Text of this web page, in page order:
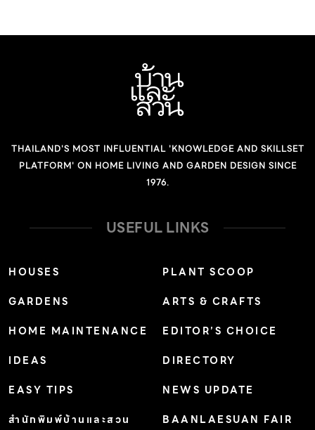
การขยายพันธุ์ด้วยเมล็ดเป็นวิธีที่ง่ายและสะดวกที่สุด เพราะใช้
ระยะเวลาเพาะกล้าไม่นานมาก อีกทั้งในหนึ่งต้นก็มีเมล็ดเยอะ
จึงสามารถขยายพันธุ์หลายต้นพร้อมกันได้ ต้นไม้ในวงศ์นี้ที่เรา
บานชื่น สร้อยทอง ปืนนกไส้ นอกจากนี้ยังมีดอกไม้ในวงศ์บาน
ไม่รู้โรยหรือ Amaranthaceaeได้แก่บานไม่รู้โรย หงอนไก่
โดยเมล็ดจะอยู่บริเวณเกสรเดิมของดอกหรือบริเวณโคนของ
จะงอกเป็นต้นใหม่ได้เสมอ แต่เราสามารถช่วยเพิ่มปัจจัยการ
เจริญเติบโตได้ โดยการเตรียมแปลงปลูกที่พรวนดินให้ร่วนเพื่อ
ยกเว้นหงอนไก่ไทยที่สามารถเจริญเติบโตได้ จากนั้นเติมปุ๋ย
คอกหรือปุ๋ยเคมี สูตร16-16-16เพื่อเพิ่มแร่ธาตุลงในดิน แล้ว
THAILAND'S MOST INFLUENTIAL 'KNOWLEDGE AND SKILLSET
PLATFORM' ON HOME LIVING AND GARDEN DESIGN SINCE
1976.
USEFUL LINKS
HOUSES
GARDENS
HOME MAINTENANCE
IDEAS
EASY TIPS
สำนักพิมพ์บ้านและสวน
PLANT SCOOP
ARTS & CRAFTS
EDITOR’S CHOICE
DIRECTORY
NEWS UPDATE
BAANLAESUAN FAIR